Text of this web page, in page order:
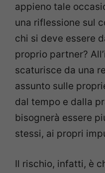
appieno tale
una riflessione sul
chi si deve essere
proprio partner?
scaturisce da una
assunto sulle
dal tempo e dalla
bisognerà essere
stessi, ai propri
Il rischio, infatti, è